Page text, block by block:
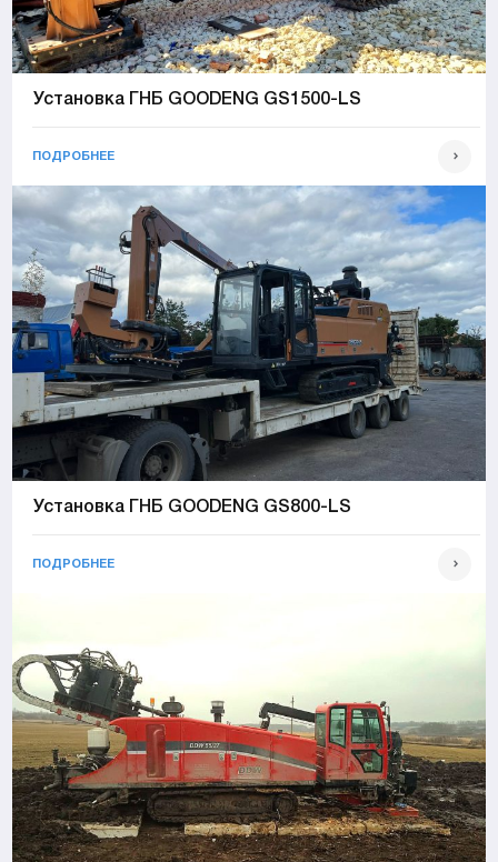
Установка ГНБ GOODENG GS1500-LS
ПОДРОБНЕЕ
Установка ГНБ GOODENG GS800-LS
ПОДРОБНЕЕ